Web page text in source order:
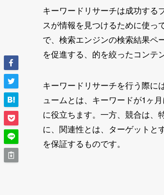
キーワードリサーチは成功する
スが情報を見つけるために使っ
で、検索エンジンの検索結果ペ
を促進する、的を絞ったコンテ
キーワードリサーチを行う際に
ュームとは、キーワードが1ヶ
に役立ちます。一方、競合は、
に、関連性とは、ターゲットと
を保証するものです。